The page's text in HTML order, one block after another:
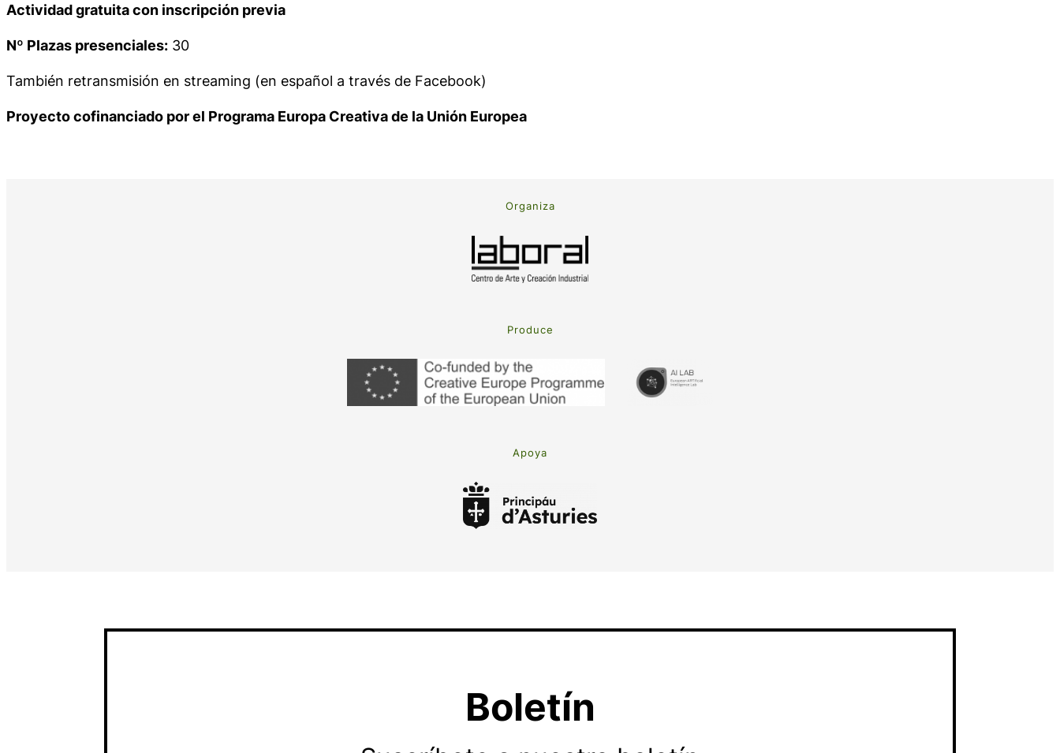
Actividad gratuita con inscripción previa
Nº Plazas presenciales: 30
También retransmisión en streaming (en español a través de Facebook)
Proyecto cofinanciado por el Programa Europa Creativa de la Unión Europea
Organiza
Produce
Apoya
Boletín